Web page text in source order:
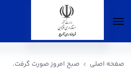
صفحه اصلی صبح امروز صورت گرفت.